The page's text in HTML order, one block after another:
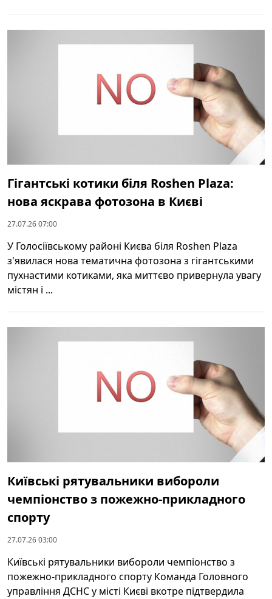
Гігантські котики біля Roshen Plaza:
нова яскрава фотозона в Києві
27.07.26 07:00
У Голосіївському районі Києва біля Roshen Plaza
з'явилася нова тематична фотозона з гігантськими
пухнастими котиками, яка миттєво привернула увагу
містян і ...
Київські рятувальники вибороли
чемпіонство з пожежно-прикладного
спорту
27.07.26 03:00
Київські рятувальники вибороли чемпіонство з
пожежно-прикладного спорту Команда Головного
управління ДСНС у місті Києві вкотре підтвердила